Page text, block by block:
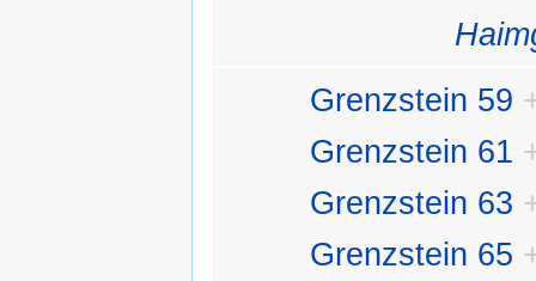
Grenzstein 59
Grenzstein 61
Grenzstein 63
Grenzstein 65